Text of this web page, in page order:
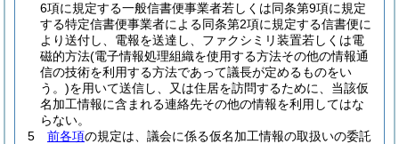
6項に規定する一般信書便事業者若しくは同条第9項に規定
する特定信書便事業者による同条第2項に規定する信書便に
より送付し、電報を送達し、ファクシミリ装置若しくは電
磁的方法(電子情報処理組織を使用する方法その他の情報通
信の技術を利用する方法であって議長が定めるものをい
う。)を用いて送信し、又は住居を訪問するために、当該仮
名加工情報に含まれる連絡先その他の情報を利用してはな
らない。
5
前各項の規定は、議会に係る仮名加工情報の取扱いの委託